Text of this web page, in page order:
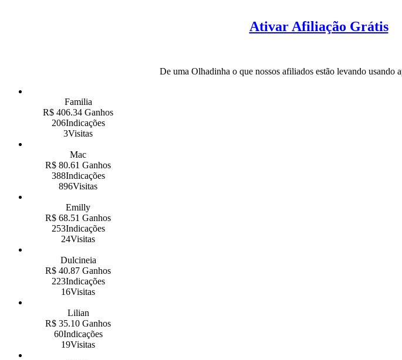
Ativar Afiliação Grátis
De uma Olhadinha o que nossos afiliados estão levando usando
Familia
R$ 406.34 Ganhos
206Indicações
3Visitas
Mac
R$ 80.61 Ganhos
388Indicações
896Visitas
Emilly
R$ 68.51 Ganhos
253Indicações
24Visitas
Dulcineia
R$ 40.87 Ganhos
223Indicações
16Visitas
Lilian
R$ 35.10 Ganhos
60Indicações
19Visitas